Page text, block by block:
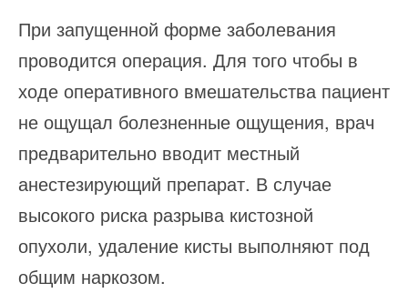
При запущенной форме заболевания
проводится операция. Для того чтобы в
ходе оперативного вмешательства пациент
не ощущал болезненные ощущения, врач
предварительно вводит местный
анестезирующий препарат. В случае
высокого риска разрыва кистозной
опухоли, удаление кисты выполняют под
общим наркозом.